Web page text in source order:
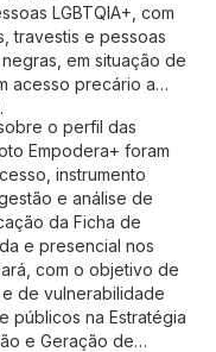
LGBTQIA+, com
travestis e pessoas
em situação de
acesso precário a
o perfil das
Empodera+ foram
instrumento
e análise de
da Ficha de
e presencial nos
com o objetivo de
de vulnerabilidade
públicos na Estratégia
e Geração de